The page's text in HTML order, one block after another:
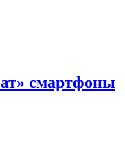
смартфоны